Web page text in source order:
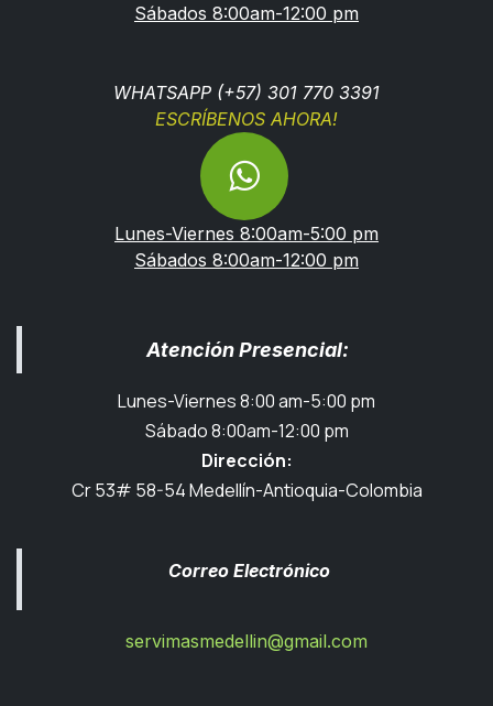
Sábados 8:00am-12:00 pm
WHATSAPP (+57) 301 770 3391
ESCRÍBENOS AHORA!
Lunes-Viernes 8:00am-5:00 pm
Sábados 8:00am-12:00 pm
Atención Presencial:
Lunes-Viernes 8:00 am-5:00 pm
Sábado 8:00am-12:00 pm
Dirección:
Cr 53# 58-54 Medellín-Antioquia-Colombia
Correo Electrónico
servimasmedellin@gmail.com